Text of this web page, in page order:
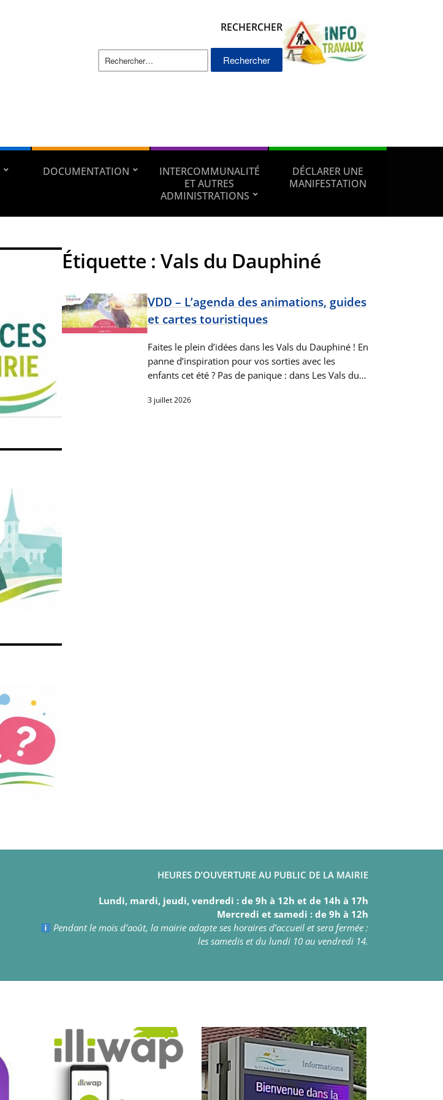
RECHERCHER
Rechercher :
DOCUMENTATION
INTERCOMMUNALITÉ
ET AUTRES
ADMINISTRATIONS
DÉCLARER UNE
MANIFESTATION
Étiquette : Vals du Dauphiné
VDD – L’agenda des animations, guides
et cartes touristiques
Faites le plein d’idées dans les Vals du Dauphiné ! En
panne d’inspiration pour vos sorties avec les
enfants cet été ? Pas de panique : dans Les Vals du…
3 juillet 2026
HEURES D’OUVERTURE AU PUBLIC DE LA MAIRIE
Lundi, mardi, jeudi, vendredi : de 9h à 12h et de 14h à 17h
Mercredi et samedi : de 9h à 12h
Pendant le mois d’août, la mairie adapte ses horaires d’accueil et sera fermée :
les samedis et du lundi 10 au vendredi 14.